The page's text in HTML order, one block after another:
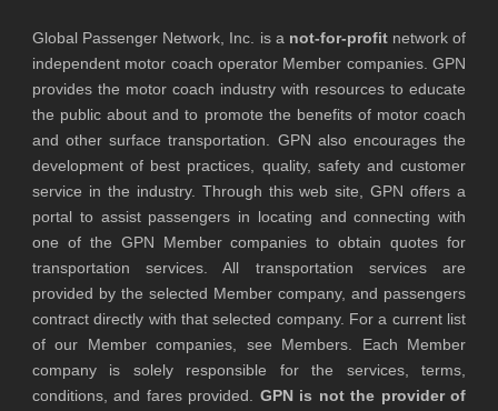
Global Passenger Network, Inc. is a not-for-profitnetwork of
independent motor coach operator Member companies. GPN
provides the motor coach industry with resources to educate
the public about and to promote the benefits of motor coach
and other surface transportation. GPN also encourages the
development of best practices, quality, safety and customer
service in the industry. Through this web site, GPN offers a
portal to assist passengers in locating and connecting with
one of the GPN Member companies to obtain quotes for
transportation services. All transportation services are
provided by the selected Member company, and passengers
contract directly with that selected company. For a current list
of our Member companies, see Members. Each Member
company is solely responsible for the services, terms,
conditions, and fares provided. GPN is not the provider of